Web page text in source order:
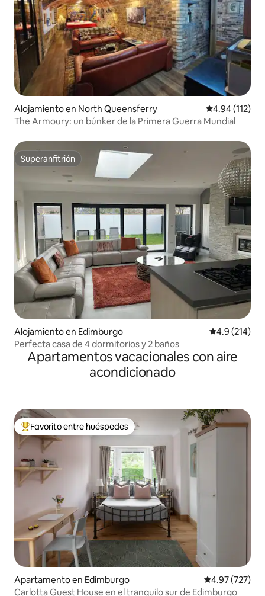
Alojamiento en North Queensferry Calificación
4.94 (112)
The Armoury: un búnker de la Primera Guerra Mundial
Superanfitrión
Superanfitrión
Alojamiento en Edimburgo Calificación
4.9 (214)
Perfecta casa de 4 dormitorios y 2 baños
Apartamentos vacacionales con aire
acondicionado
Favorito entre huéspedes preferido
Favorito entre huéspedes
Apartamento en Edimburgo Calificación
4.97 (727)
Carlotta Guest House en el tranquilo sur de Edimburgo